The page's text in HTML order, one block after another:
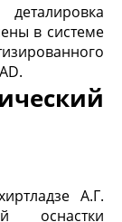
в системе
А.Г.
оснастки